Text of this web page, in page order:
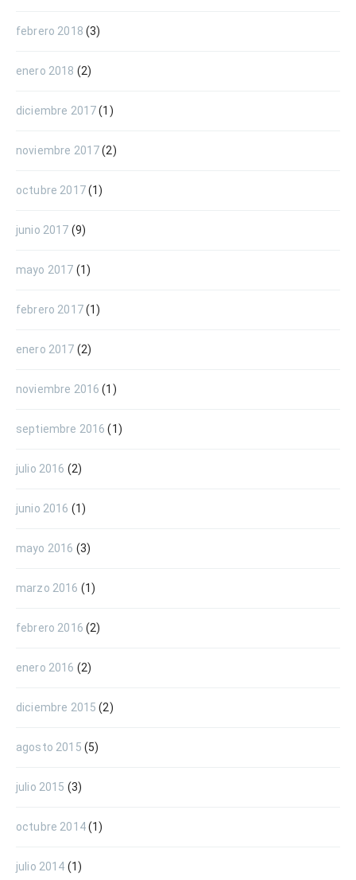
febrero 2018 (3)
enero 2018 (2)
diciembre 2017(1)
noviembre 2017(2)
octubre 2017(1)
junio 2017 (9)
mayo 2017 (1)
febrero 2017(1)
enero 2017 (2)
noviembre 2016 (1)
septiembre 2016 (1)
julio 2016 (2)
junio 2016 (1)
mayo 2016 (3)
marzo 2016 (1)
febrero 2016 (2)
enero 2016 (2)
diciembre 2015 (2)
agosto 2015 (5)
julio 2015 (3)
octubre 2014(1)
julio 2014 (1)